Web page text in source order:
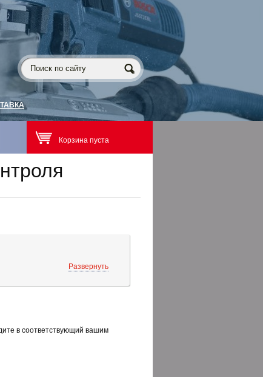
Корзина пуста
Развернуть
в соответствующий вашим